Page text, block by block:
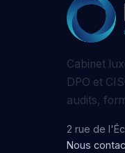
Cabinet
DPO et
audits,
2 rue de
Nous